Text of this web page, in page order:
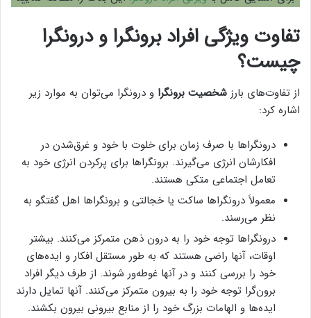
تفاوت ویژگی افراد برونگرا و درونگرا
چیست؟
از تفاوت‌های بارز شخصیت برونگرا و درونگرا می‌توان به موارد زیر
اشاره کرد:
درونگراها با صرف زمان برای خلوت با خود و غرق‌شدن در
افکارشان انرژی می‌گیرند. برونگراها برای پرکردن انرژی خود به
تعامل اجتماعی متکی هستند.
معمولاً درونگراها ساکت یا خجالتی و برونگراها اهل گفتگو به
نظر می‌رسند.
درونگراها توجه خود را به درون ذهن متمرکز می‌کنند. بیشتر
اوقات، آنها راضی هستند که به طور مستقل افکار و ایده‌های
خود را بررسی کنند و در آنها غوطه‌ور شوند. از طرف دیگر افراد
برون‌گرا توجه خود را به بیرون متمرکز می‌کنند. آنها تمایل دارند
ایده‌ها و الهامات بزرگ خود را از منابع بیرونی بیرون بکشند.